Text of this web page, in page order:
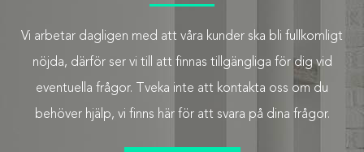
Vi arbetar dagligen med att våra kunder ska bli fullkomligt
nöjda, därför ser vi till att finnas tillgängliga för dig vid
eventuella frågor. Tveka inte att kontakta oss om du
behöver hjälp, vi finns här för att svara på dina frågor.